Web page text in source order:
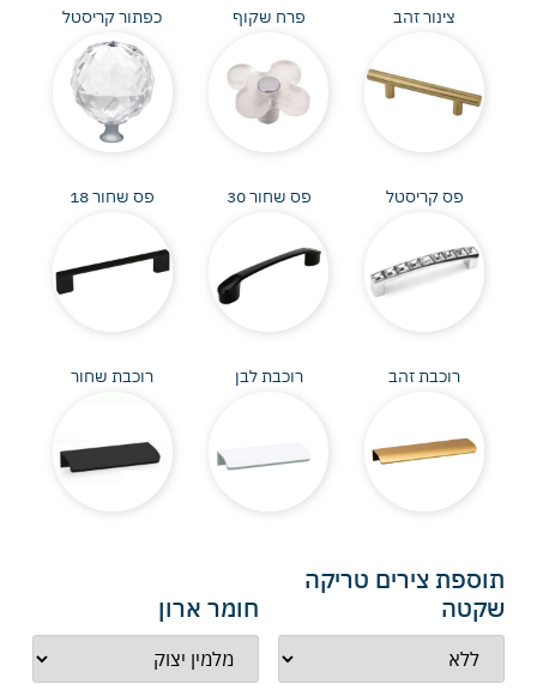
צינור זהב פרח שקוף כפתור קריסטל
פס קריסטל פס שחור 30 פס שחור 18
רוכבת זהב רוכבת לבן רוכבת שחור
תוספת צירים טריקה
שקטה
חומר ארון